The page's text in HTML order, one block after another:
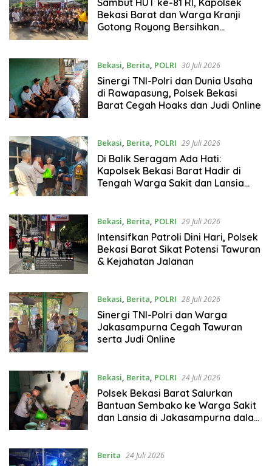
Sambut HUT ke-81 RI, Kapolsek
Bekasi Barat dan Warga Kranji
Gotong Royong Bersihkan
Bekasi, Berita, POLRI 30 Juli 2026
Sinergi TNI-Polri dan Dunia Usaha
di Rawapasung, Polsek Bekasi
Barat Cegah Hoaks dan Judi Online
Bekasi, Berita, POLRI 29 Juli 2026
Di Balik Seragam Ada Hati:
Kapolsek Bekasi Barat Hadir di
Tengah Warga Sakit dan Lansia
Bekasi, Berita, POLRI 29 Juli 2026
Intensifkan Patroli Dini Hari, Polsek
Bekasi Barat Sikat Potensi Tawuran
& Kejahatan Jalanan
Bekasi, Berita, POLRI 28 Juli 2026
Sinergi TNI-Polri dan Warga
Jakasampurna Cegah Tawuran
serta Judi Online
Bekasi, Berita, POLRI 24 Juli 2026
Polsek Bekasi Barat Salurkan
Bantuan Sembako ke Warga Sakit
dan Lansia di Jakasampurna dalam
Berita 24 Juli 2026